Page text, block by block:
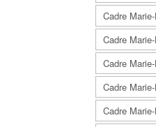
Cadre
Cadre
Cadre
Cadre
Cadre